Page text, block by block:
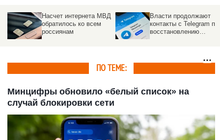
Насчет интернета МВД
обратилось ко всем
россиянам
Власти продолжают
контакты с Telegram по
восстановлению
ПО ТЕМЕ:
Минцифры обновило «белый список» на
случай блокировки сети